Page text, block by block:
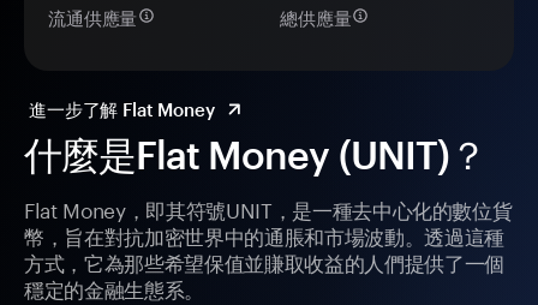
什麼是Flat Money (UNIT)？
Flat Money，即其符號UNIT，是一種去中心化的數位貨
幣，旨在對抗加密世界中的通脹和市場波動。透過這種
方式，它為那些希望保值並賺取收益的人們提供了一個
穩定的金融生態系。
流通供應量 總供應量
進一步了解 Flat Money